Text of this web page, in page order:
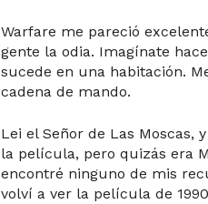
Warfare me pareció
gente la odia. Imagínate
sucede en una habitación.
cadena de mando.
Lei el Señor de Las Moscas,
la película, pero quizás era
encontré ninguno de mis
volví a ver la película de